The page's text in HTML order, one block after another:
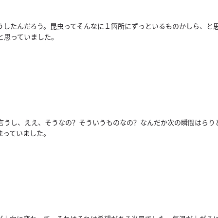
したんだろう。 昆虫ってそんなに１箇所にずっといるものかしら、
と
っていました。
うし、ええ、そうなの？そういうものなの？ なんだか次の瞬間はらり
ていました。